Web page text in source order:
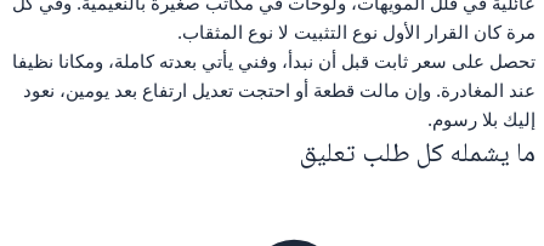
مرة كان القرار الأول نوع التثبيت لا نوع المثقاب.
تحصل على سعر ثابت قبل أن نبدأ، وفني يأتي بعدته كاملة، ومكانا نظيفا
عند المغادرة. وإن مالت قطعة أو احتجت تعديل ارتفاع بعد يومين، نعود
إليك بلا رسوم.
ما يشمله كل طلب تعليق